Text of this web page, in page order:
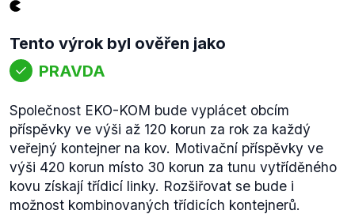
Tento výrok byl ověřen jako
PRAVDA
Společnost EKO-KOM bude vyplácet obcím
příspěvky ve výši až 120 korun za rok za každý
veřejný kontejner na kov. Motivační příspěvky ve
výši 420 korun místo 30 korun za tunu vytříděného
kovu získají třídicí linky. Rozšiřovat se bude i
možnost kombinovaných třídicích kontejnerů.